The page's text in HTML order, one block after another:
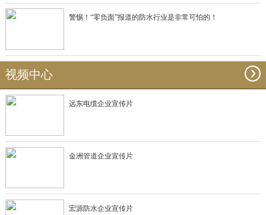
警惕！“零负面”报道的防水行业是非常可怕的！
视频中心
远东电缆企业宣传片
金洲管道企业宣传片
宏源防水企业宣传片